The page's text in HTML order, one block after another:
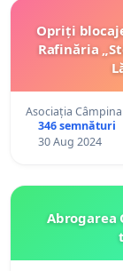
Opriți
Rafinăria
Asociația
346 semnături
30 Aug 2024
Abrogarea